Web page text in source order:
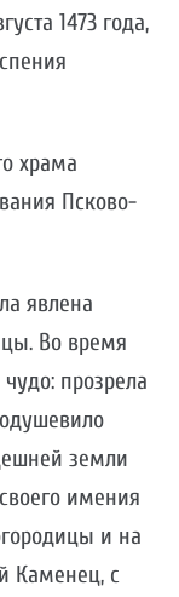
1473 года,
храма
Псково-
явлена
Во время
прозрела
земли
имения
и на
Каменец, с